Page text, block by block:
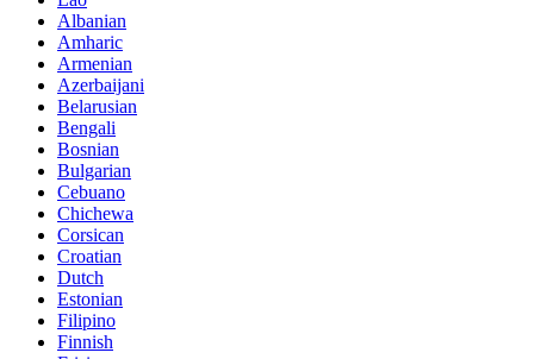
Albanian
Amharic
Armenian
Azerbaijani
Belarusian
Bengali
Bosnian
Bulgarian
Cebuano
Chichewa
Corsican
Croatian
Dutch
Estonian
Filipino
Finnish